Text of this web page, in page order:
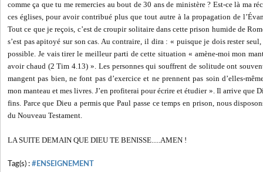
comme ça que tu me remercies au bout de 30 ans de ministère ? Est-ce là ma
ces églises, pour avoir contribué plus que tout autre à la propagation de
Tout ce que je reçois, c’est de croupir solitaire dans cette prison humide de
s’est pas apitoyé sur son cas. Au contraire, il dira : « puisque je dois rester
possible. Je vais tirer le meilleur parti de cette situation « amène-moi mon
avoir chaud (2 Tim 4.13) ». Les personnes qui souffrent de solitude ont
mangent pas bien, ne font pas d’exercice et ne prennent pas soin d’elles-
mon manteau et mes livres. J’en profiterai pour écrire et étudier ». Il arrive que
fins. Parce que Dieu a permis que Paul passe ce temps en prison, nous
du Nouveau Testament.
LA SUITE DEMAIN QUE DIEU TE BENISSE.....AMEN !
Tag(s) : #ENSEIGNEMENT